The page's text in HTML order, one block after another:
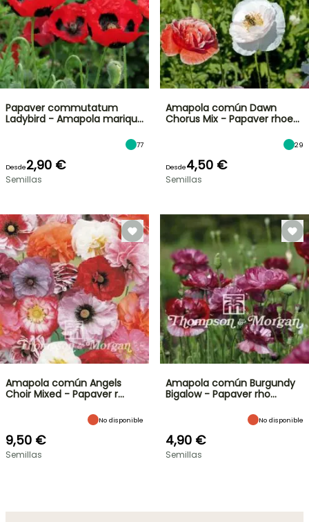
Papaver commutatum
Ladybird - Amapola mariqu…
77
Desde2,90 €
Semillas
Amapola común Dawn
Chorus Mix - Papaver rhoe…
29
Desde4,50 €
Semillas
Amapola común Angels
Choir Mixed - Papaver r…
No disponible
9,50 €
Semillas
Amapola común Burgundy
Bigalow - Papaver rho…
No disponible
4,90 €
Semillas